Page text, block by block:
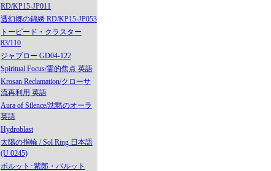
RD/KP15-JP011
透幻郷の錦綉 RD/KP15-JP053
トーピード・クラスター
83/110
ジャブロー GD04-122
Spiritual Focus/霊的焦点 英語
Krosan Reclamation/クローサ
流再利用 英語
Aura of Silence/沈黙のオーラ
英語
Hydroblast
太陽の指輪 / Sol Ring 日本語
(U 0245)
ボルット･紫郎・バルット